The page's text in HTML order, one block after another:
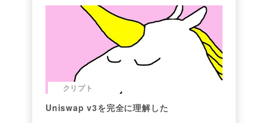
クリプト
Uniswap v3を完全に理解した